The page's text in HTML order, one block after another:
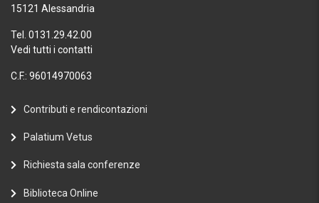
15121 Alessandria
Tel. 0131.29.42.00
Vedi tutti i contatti
C.F.: 96014970063
Contributi e rendicontazioni
Palatium Vetus
Richiesta sala conferenze
Biblioteca Online